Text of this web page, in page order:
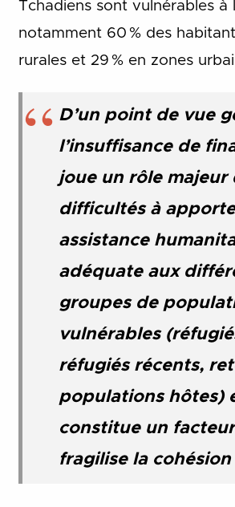
Tchadiens sont vulnérables à
notamment 60 % des
rurales et 29 % en zones
D’un point de vue
l’insuffisance de
joue un rôle majeur
difficultés à
assistance
adéquate aux
groupes de
vulnérables
réfugiés récents,
populations hôtes)
constitue un
fragilise la cohésion